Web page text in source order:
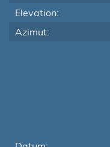
Elevation:
Azimut: